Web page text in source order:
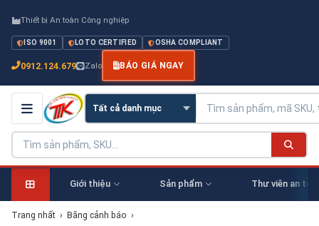
Thiết bị An toàn Công nghiệp
ISO 9001 LOTO CERTIFIED OSHA COMPLIANT
0912.124.679 Zalo BÁO GIÁ NGAY
Giới thiệu Sản phẩm Thư viên an
Trang nhất › Băng cảnh báo ›